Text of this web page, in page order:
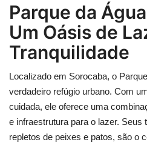
Parque da
Um Oásis de
Tranquilidade
Localizado em Sorocaba, o
verdadeiro refúgio urbano. Com
cuidada, ele oferece uma
e infraestrutura para o lazer. Seus
repletos de peixes e patos, são o